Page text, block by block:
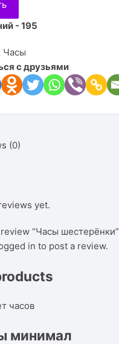
- 195
Часы
с друзьями
(0)
yet.
“Часы шестерёнки”
in to post a review.
минимал